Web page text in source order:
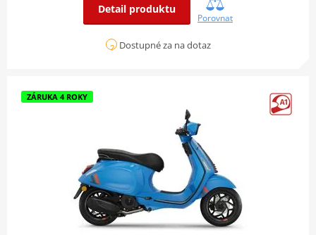
Detail produktu
Porovnat
Dostupné za na dotaz
ZÁRUKA 4 ROKY